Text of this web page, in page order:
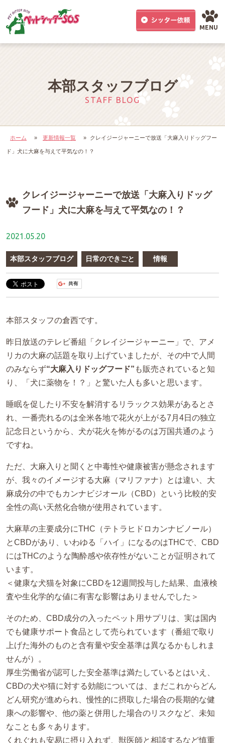
MENU
本部スタッフブログ
STAFF BLOG
ホーム » 更新情報一覧 » クレイジージャーニーで放送「大麻入りドッグフー
ド」犬に大麻を与えて平気なの！？
クレイジージャーニーで放送「大麻入りドッグ
フード」犬に大麻を与えて平気なの！？
2021.05.20
本部スタッフブログ 日常のできごと 情報
本部スタッフの倉西です。
昨日放送のテレビ番組「クレイジージャーニー」で、アメ
リカの大麻の話題を取り上げていましたが、その中で人間
のみならず“大麻入りドッグフード” も販売されていると知
り、「犬に薬物を！？」と驚いた人も多いと思います。
睡眠を促したり不安を解消するリラックス効果があるとさ
れ、一番売れるのは全米各地で花火が上がる7月4日の独立
記念日というから、犬が花火を怖がるのは万国共通のよう
ですね。
ただ、大麻入りと聞くと中毒性や健康被害が懸念されます
が、我々のイメージする大麻（マリファナ）とは違い、大
麻成分の中でもカンナビジオール（CBD）という比較的安
全性の高い天然化合物が使用されています。
大麻草の主要成分にTHC（テトラヒドロカンナビノール）
とCBDがあり、いわゆる「ハイ」になるのはTHCで、CBD
にはTHCのような陶酔感や依存性がないことが証明されて
います。
＜健康な犬猫を対象にCBDを12週間投与した結果、血液検
査や生化学的な値に有害な影響はありませんでした＞
そのため、CBD成分の入ったペット用サプリは、実は国内
でも健康サポート食品として売られています（番組で取り
上げた海外のものと含有量や安全基準は異なるかもしれま
せんが）。
厚生労働省が認可した安全基準は満たしているとはいえ、
CBDの犬や猫に対する効能については、まだこれからどん
どん研究が進められ、慢性的に摂取した場合の長期的な健
康への影響や、他の薬と併用した場合のリスクなど、未知
なことも多々あります。
くれぐれも安易に摂り入れず、獣医師と相談するなど慎重